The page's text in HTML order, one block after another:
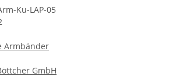
Ku-LAP-05
Armbänder
GmbH